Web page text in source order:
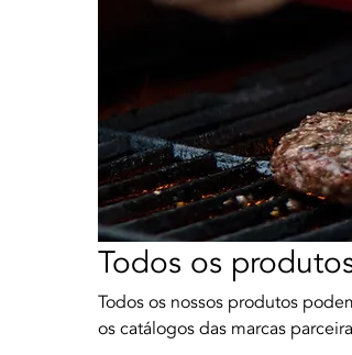
Todos os
Todos os nossos produtos
os catálogos das marcas